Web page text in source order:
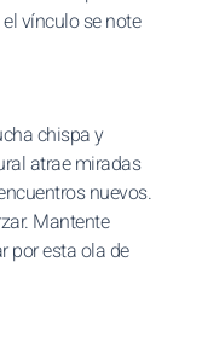
vínculo se note
chispa y
atrae miradas
nuevos.
Mantente
por esta ola de